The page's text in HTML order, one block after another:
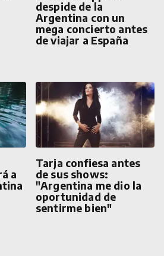
despide de la
Argentina con un
mega concierto antes
de viajar a España
a
Tarja confiesa antes
de sus shows:
"Argentina me dio la
oportunidad de
sentirme bien"